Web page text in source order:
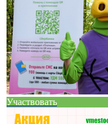
Участвовать